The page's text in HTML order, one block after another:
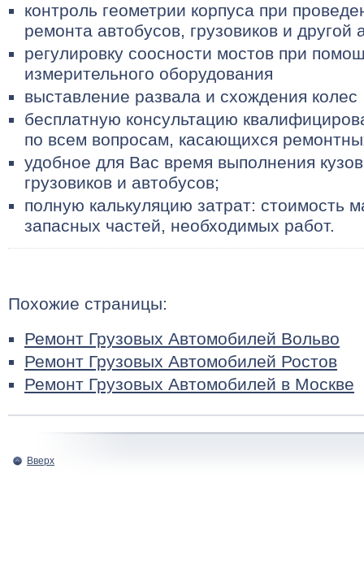
контроль геометрии корпуса при
ремонта автобусов, грузовиков и другой
регулировку соосности мостов при
измерительного оборудования
выставление развала и схождения колес
бесплатную консультацию
по всем вопросам, касающихся
удобное для Вас время выполнения
грузовиков и автобусов;
полную калькуляцию затрат: стоимость
запасных частей, необходимых работ.
Похожие страницы:
Ремонт Грузовых Автомобилей Вольво
Ремонт Грузовых Автомобилей Ростов
Ремонт Грузовых Автомобилей в Москве
Вверх